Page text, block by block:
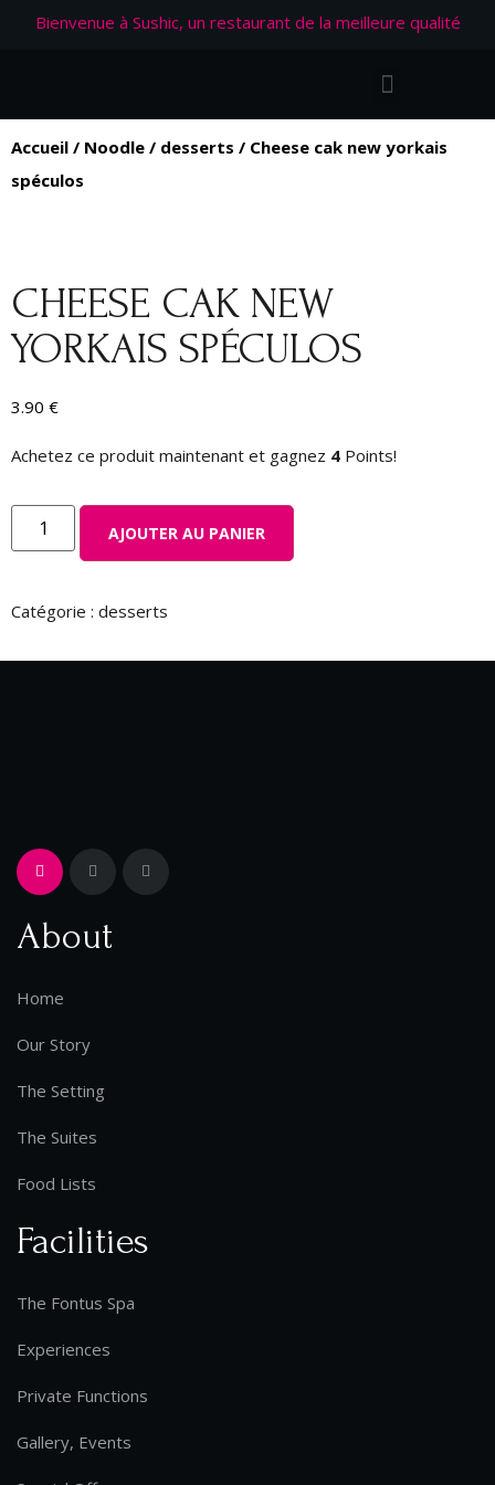
Bienvenue à Sushic, un restaurant de la meilleure qualité
Accueil / Noodle / desserts / Cheese cak new yorkais
spéculos
CHEESE CAK NEW
YORKAIS SPÉCULOS
3.90 €
Achetez ce produit maintenant et gagnez 4 Points!
AJOUTER AU PANIER
Catégorie : desserts
About
Home
Our Story
The Setting
The Suites
Food Lists
Facilities
The Fontus Spa
Experiences
Private Functions
Gallery, Events